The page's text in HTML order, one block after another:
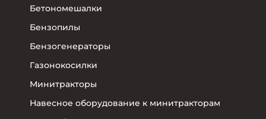
Бетономешалки
Бензопилы
Бензогенераторы
Газонокосилки
Минитракторы
Навесное оборудование к минитракторам